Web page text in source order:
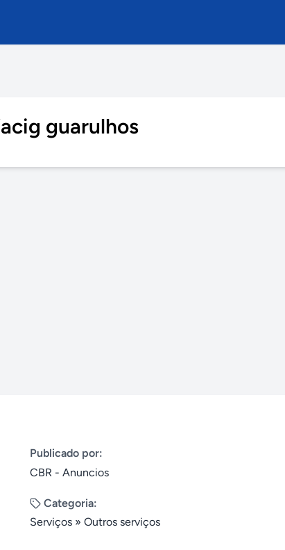
guarulhos
Publicado por:
CBR - Anuncios
Categoria:
Serviços » Outros serviços